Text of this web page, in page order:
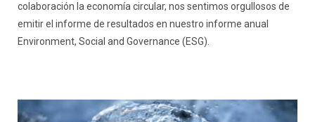
colaboración la economía circular, nos sentimos orgullosos de
emitir el informe de resultados en nuestro informe anual
Environment, Social and Governance (ESG).